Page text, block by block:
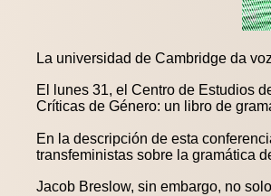
La universidad de Cambridge da
El lunes 31, el Centro de Estudios
Críticas de Género: un libro de
En la descripción de esta
transfeministas sobre la gramática
Jacob Breslow, sin embargo, no